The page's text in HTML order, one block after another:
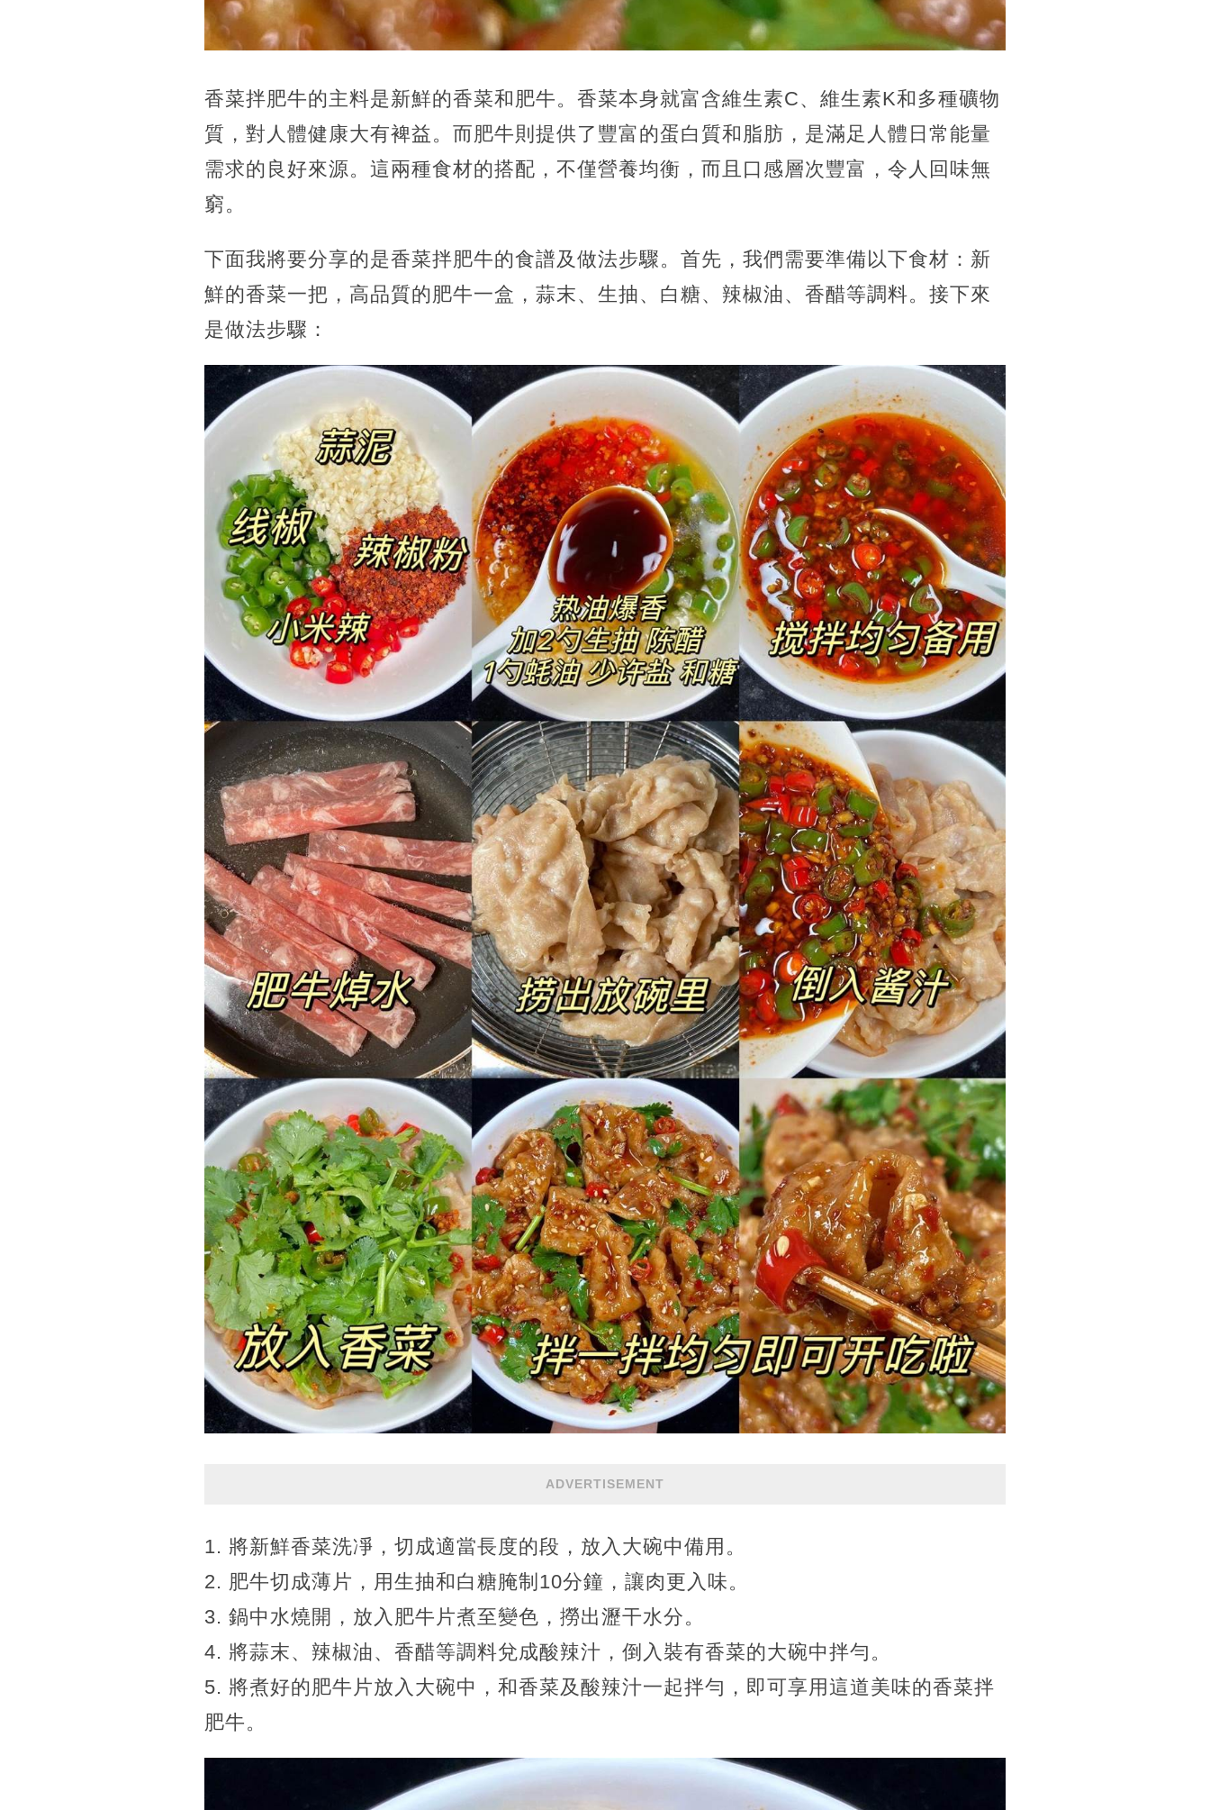
香菜拌肥牛的主料是新鮮的香菜和肥牛。香菜本身就富含維生素C、維生素K和多種礦物
質，對人體健康大有裨益。而肥牛則提供了豐富的蛋白質和脂肪，是滿足人體日常能量
需求的良好來源。這兩種食材的搭配，不僅營養均衡，而且口感層次豐富，令人回味無
窮。
下面我將要分享的是香菜拌肥牛的食譜及做法步驟。首先，我們需要準備以下食材：新
鮮的香菜一把，高品質的肥牛一盒，蒜末、生抽、白糖、辣椒油、香醋等調料。接下來
是做法步驟：
ADVERTISEMENT
1. 將新鮮香菜洗凈，切成適當長度的段，放入大碗中備用。
2. 肥牛切成薄片，用生抽和白糖腌制10分鐘，讓肉更入味。
3. 鍋中水燒開，放入肥牛片煮至變色，撈出瀝干水分。
4. 將蒜末、辣椒油、香醋等調料兌成酸辣汁，倒入裝有香菜的大碗中拌勻。
5. 將煮好的肥牛片放入大碗中，和香菜及酸辣汁一起拌勻，即可享用這道美味的香菜拌
肥牛。